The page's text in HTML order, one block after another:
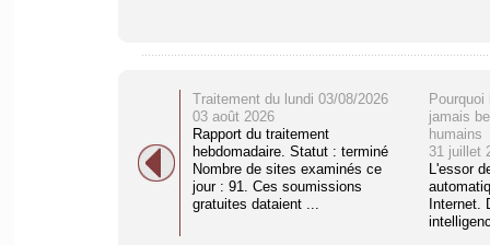
Traitement du lundi 03/08/2026
03 août 2026
Rapport du traitement
hebdomadaire. Statut : terminé
Nombre de sites examinés ce
jour : 91. Ces soumissions
gratuites dataient ...
jamais
humains
31 juillet
L'essor
Internet.